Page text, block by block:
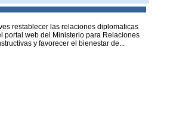
restablecer las relaciones diplomaticas
portal web del Ministerio para Relaciones
y favorecer el bienestar de...